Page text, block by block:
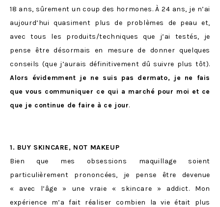
18 ans, sûrement un coup des hormones. À 24 ans, je n’ai
aujourd’hui quasiment plus de problèmes de peau et,
avec tous les produits/techniques que j’ai testés, je
pense être désormais en mesure de donner quelques
conseils (que j’aurais définitivement dû suivre plus tôt).
Alors évidemment je ne suis pas dermato, je ne fais
que vous communiquer ce qui a marché pour moi et ce
que je continue de faire à ce jour.
1. BUY SKINCARE, NOT MAKEUP
Bien que mes obsessions maquillage soient
particulièrement prononcées, je pense être devenue
« avec l’âge » une vraie « skincare » addict. Mon
expérience m’a fait réaliser combien la vie était plus